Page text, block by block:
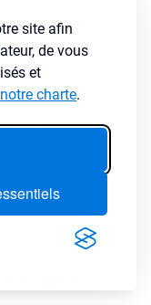
site afin
de vous
et
charte.
approches qui nous
Lanthenay, compte
un investissement
analyse terrain peut
recommandations
recherches, pas